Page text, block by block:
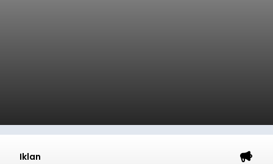
Iklan